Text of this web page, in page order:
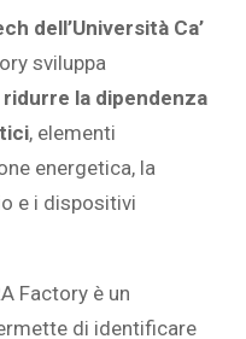
dell’Università Ca’
sviluppa
la dipendenza
, elementi
energetica, la
e i dispositivi
Factory è un
di identificare